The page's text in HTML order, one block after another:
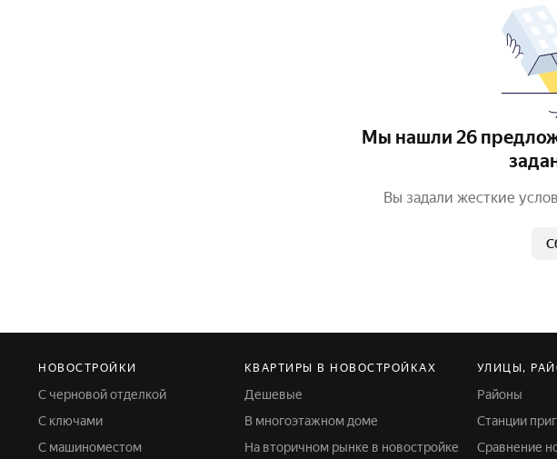
Мы нашли 26
Вы задали жесткие
НОВОСТРОЙКИ
С черновой отделкой
С ключами
С машиноместом
КВАРТИРЫ В НОВОСТРОЙКАХ
Дешевые
В многоэтажном доме
На вторичном рынке в новостройке
УЛИЦЫ,
Районы
Станции
Сравнение